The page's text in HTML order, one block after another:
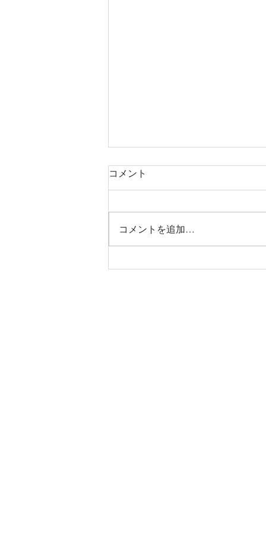
烏丸御池個室美容院＊ツート
コメント
コメントを追加…